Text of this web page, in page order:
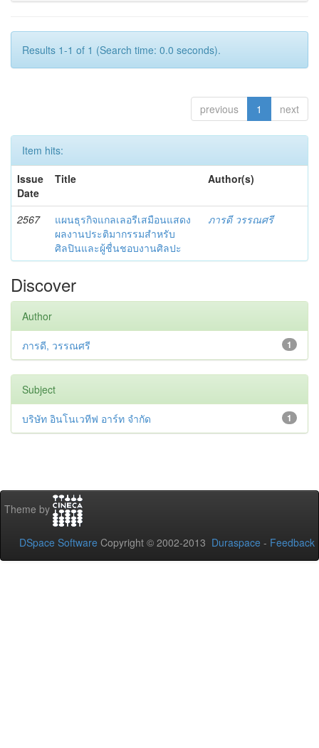
Results 1-1 of 1 (Search time: 0.0 seconds).
previous 1 next
Item hits:
Issue
Date
Title Author(s)
2567
แผนธุรกิจแกลเลอรีเสมือนแสดง
ผลงานประติมากรรมสำหรับ
ศิลปินและผู้ชื่นชอบงานศิลปะ
ภารดี วรรณศรี
Discover
Author
1
ภารดี, วรรณศรี
Subject
1
บริษัท อินโนเวทีฟ อาร์ท จํากัด
Theme by
DSpace Software Copyright © 2002-2013 Duraspace - Feedback